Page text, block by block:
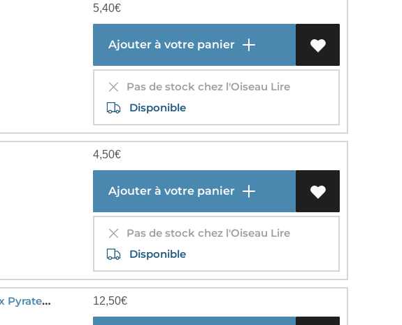
5,40€
Ajouter à votre panier
Pas de stock chez l'Oiseau Lire
Disponible
4,50€
Ajouter à votre panier
Pas de stock chez l'Oiseau Lire
Disponible
Histoire Generale Des Plus Fameux Pyrates Tome 1 : Les Chemins De Fortune 12,50€